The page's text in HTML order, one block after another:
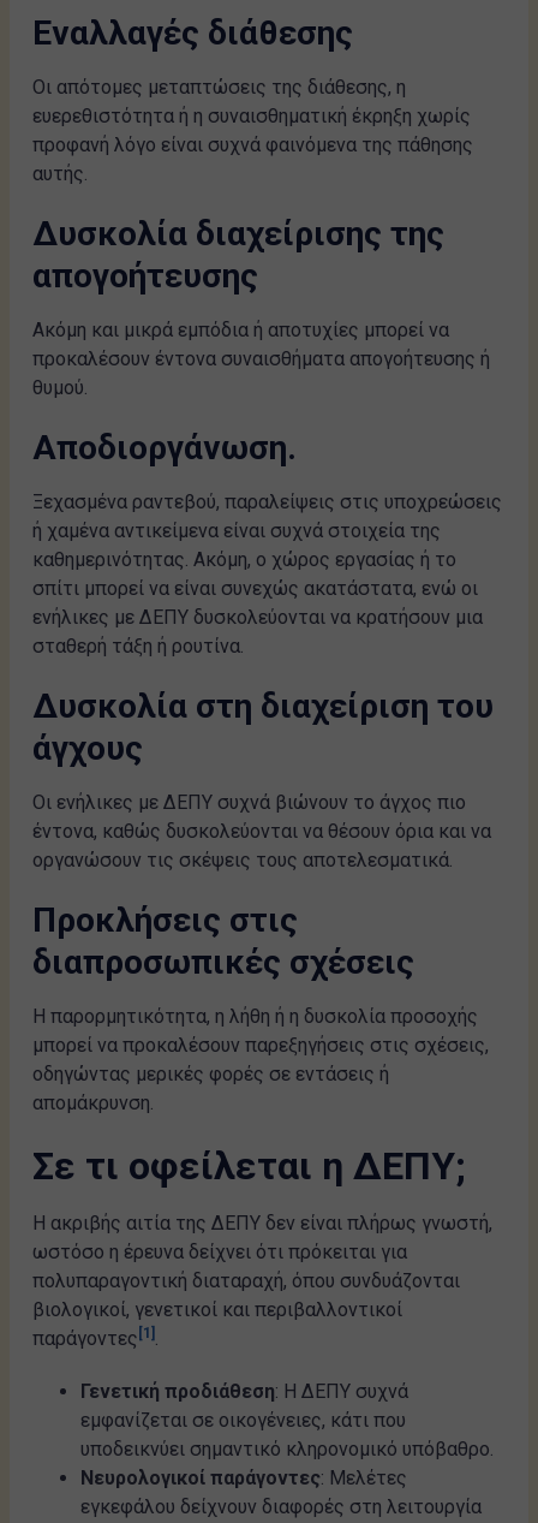
Εναλλαγές διάθεσης
Οι απότομες μεταπτώσεις της διάθεσης, η
ευερεθιστότητα ή η συναισθηματική έκρηξη χωρίς
προφανή λόγο είναι συχνά φαινόμενα της πάθησης
αυτής.
Δυσκολία διαχείρισης της
απογοήτευσης
Ακόμη και μικρά εμπόδια ή αποτυχίες μπορεί να
προκαλέσουν έντονα συναισθήματα απογοήτευσης ή
θυμού.
Αποδιοργάνωση.
Ξεχασμένα ραντεβού, παραλείψεις στις υποχρεώσεις
ή χαμένα αντικείμενα είναι συχνά στοιχεία της
καθημερινότητας. Ακόμη, ο χώρος εργασίας ή το
σπίτι μπορεί να είναι συνεχώς ακατάστατα, ενώ οι
ενήλικες με ΔΕΠΥ δυσκολεύονται να κρατήσουν μια
σταθερή τάξη ή ρουτίνα.
Δυσκολία στη διαχείριση του
άγχους
Οι ενήλικες με ΔΕΠΥ συχνά βιώνουν το άγχος πιο
έντονα, καθώς δυσκολεύονται να θέσουν όρια και να
οργανώσουν τις σκέψεις τους αποτελεσματικά.
Προκλήσεις στις
διαπροσωπικές σχέσεις
Η παρορμητικότητα, η λήθη ή η δυσκολία προσοχής
μπορεί να προκαλέσουν παρεξηγήσεις στις σχέσεις,
οδηγώντας μερικές φορές σε εντάσεις ή
απομάκρυνση.
Σε τι οφείλεται η ΔΕΠΥ;
Η ακριβής αιτία της ΔΕΠΥ δεν είναι πλήρως γνωστή,
ωστόσο η έρευνα δείχνει ότι πρόκειται για
πολυπαραγοντική διαταραχή, όπου συνδυάζονται
βιολογικοί, γενετικοί και περιβαλλοντικοί
παράγοντες [1] .
Γενετική προδιάθεση: Η ΔΕΠΥ συχνά
εμφανίζεται σε οικογένειες, κάτι που
υποδεικνύει σημαντικό κληρονομικό υπόβαθρο.
Νευρολογικοί παράγοντες: Μελέτες
εγκεφάλου δείχνουν διαφορές στη λειτουργία